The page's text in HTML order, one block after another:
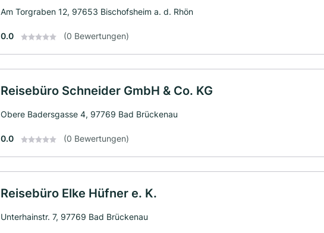
Am Torgraben 12, 97653 Bischofsheim a. d. Rhön
0.0 (0 Bewertungen)
Reisebüro Schneider GmbH & Co. KG
Obere Badersgasse 4, 97769 Bad Brückenau
0.0 (0 Bewertungen)
Reisebüro Elke Hüfner e. K.
Unterhainstr. 7, 97769 Bad Brückenau